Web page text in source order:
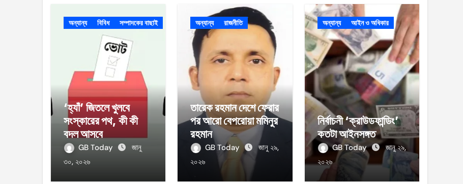
অন্যান্য বিবিধ সম্পাদকের বাছাই
‘হ্যাঁ’ জিতলে খুলবে
সংস্কারের পথ, কী কী
বদল আসবে
GB Today
জানু
৩০, ২০২৬
অন্যান্য রাজনীতি
তারেক রহমান দেশে ফেরার
পর আরো বেপরোয়া মমিনুর
রহমান
GB Today
জানু ২৯,
২০২৬
অন্যান্য আইন ও অধিকার
নির্বাচনী ‘ক্রাউডফান্ডিং’
কতটা আইনসঙ্গত
GB Today
জানু ২৯,
২০২৬